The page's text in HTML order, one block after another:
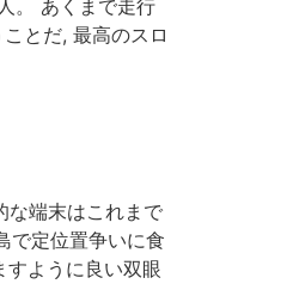
。 あくまで走行
とだ, 最高のスロ
な端末はこれまで
で定位置争いに食
ように良い双眼